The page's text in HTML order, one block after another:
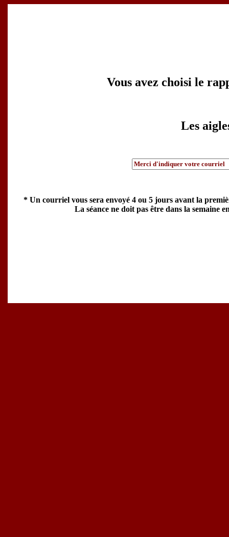
Vous avez choisi le
Les
* Un courriel vous sera envoyé 4 ou 5 jours avant la
La séance ne doit pas être dans la semaine